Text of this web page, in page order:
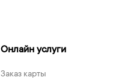
Онлайн услуги
Заказ карты